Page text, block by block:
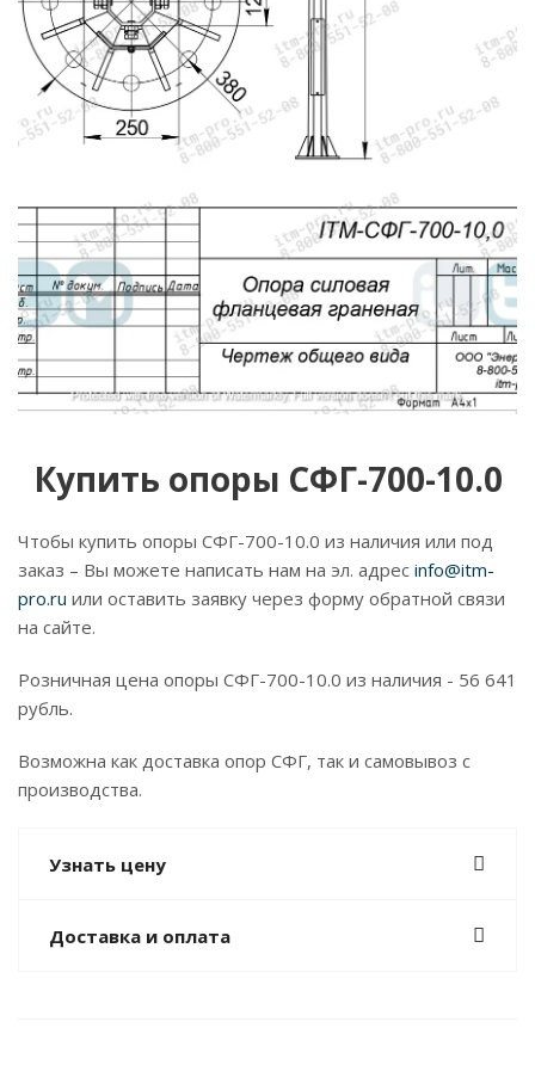
Купить опоры СФГ-700-10.0
Чтобы купить опоры СФГ-700-10.0 из наличия или под
заказ – Вы можете написать нам на эл. адрес info@itm-
pro.ru или оставить заявку через форму обратной связи
на сайте.
Розничная цена опоры СФГ-700-10.0 из наличия - 56 641
рубль.
Возможна как доставка опор СФГ, так и самовывоз с
производства.
Узнать цену
Доставка и оплата